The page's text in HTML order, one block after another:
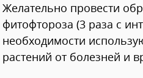
Желательно провести
фитофтороза (3 раза с
необходимости
растений от болезней и